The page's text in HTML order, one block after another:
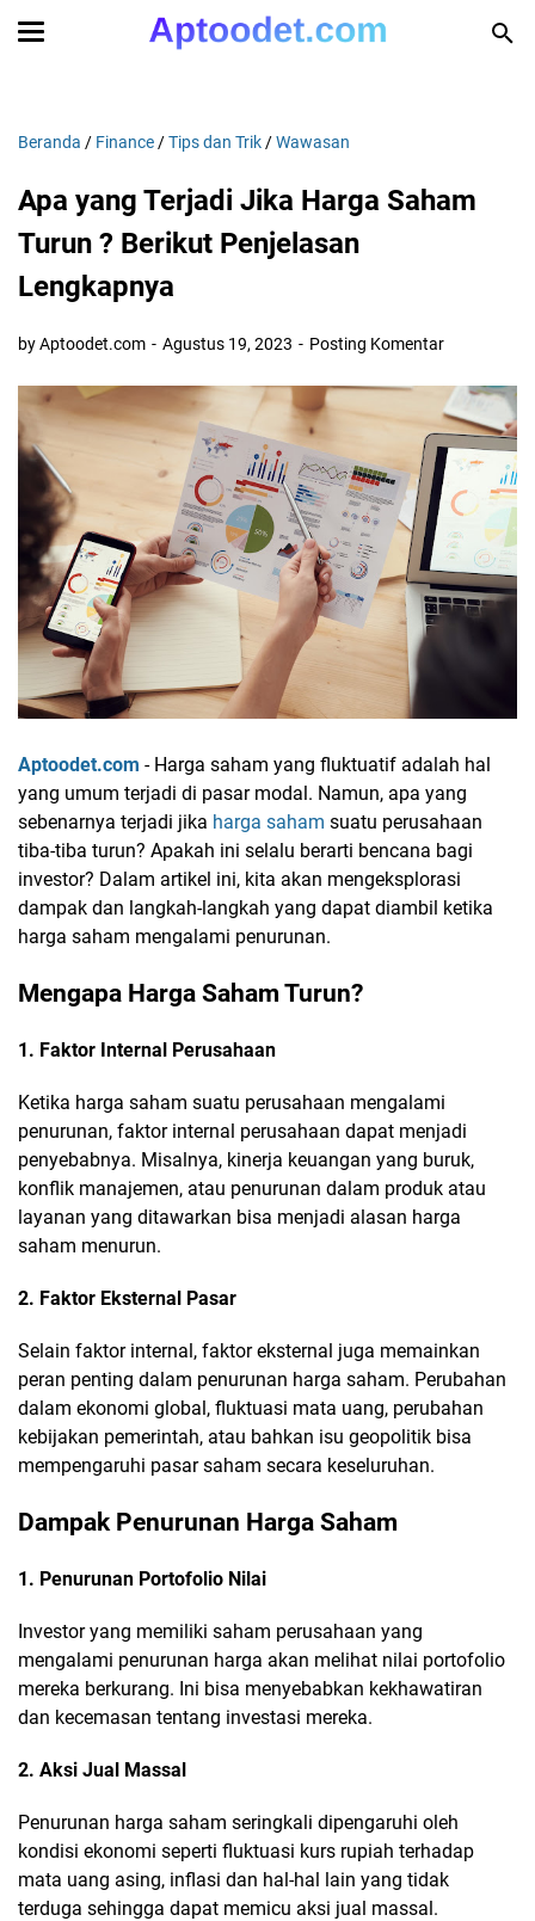
Beranda / Finance /Tips dan Trik /Wawasan
Apa yang Terjadi Jika Harga Saham
Turun ? Berikut Penjelasan
Lengkapnya
by Aptoodet.com Agustus 19, 2023 Posting Komentar
Aptoodet.com - Harga saham yang fluktuatif adalah hal
yang umum terjadi di pasar modal. Namun, apa yang
sebenarnya terjadi jika harga saham suatu perusahaan
tiba-tiba turun? Apakah ini selalu berarti bencana bagi
investor? Dalam artikel ini, kita akan mengeksplorasi
dampak dan langkah-langkah yang dapat diambil ketika
harga saham mengalami penurunan.
Mengapa Harga Saham Turun?
1. Faktor Internal Perusahaan
Ketika harga saham suatu perusahaan mengalami
penurunan, faktor internal perusahaan dapat menjadi
penyebabnya. Misalnya, kinerja keuangan yang buruk,
konflik manajemen, atau penurunan dalam produk atau
layanan yang ditawarkan bisa menjadi alasan harga
saham menurun.
2. Faktor Eksternal Pasar
Selain faktor internal, faktor eksternal juga memainkan
peran penting dalam penurunan harga saham. Perubahan
dalam ekonomi global, fluktuasi mata uang, perubahan
kebijakan pemerintah, atau bahkan isu geopolitik bisa
mempengaruhi pasar saham secara keseluruhan.
Dampak Penurunan Harga Saham
1. Penurunan Portofolio Nilai
Investor yang memiliki saham perusahaan yang
mengalami penurunan harga akan melihat nilai portofolio
mereka berkurang. Ini bisa menyebabkan kekhawatiran
dan kecemasan tentang investasi mereka.
2. Aksi Jual Massal
Penurunan harga saham seringkali dipengaruhi oleh
kondisi ekonomi seperti fluktuasi kurs rupiah terhadap
mata uang asing, inflasi dan hal-hal lain yang tidak
terduga sehingga dapat memicu aksi jual massal.